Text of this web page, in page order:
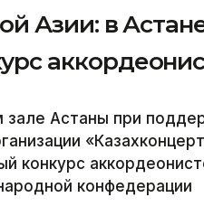
Азии: в
зале Астаны при
конкурс
конфедерации